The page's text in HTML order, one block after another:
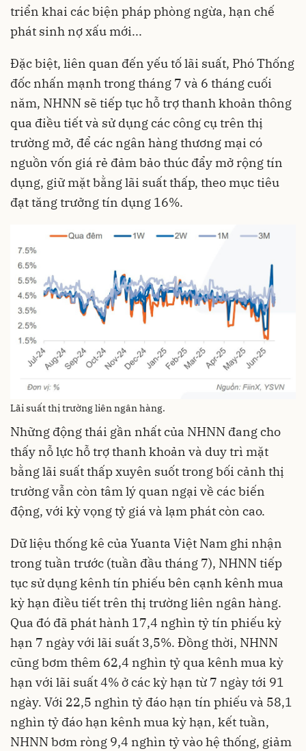
triển khai các biện pháp phòng ngừa, hạn chế
phát sinh nợ xấu mới...
Đặc biệt, liên quan đến yếu tố lãi suất, Phó Thống
đốc nhấn mạnh trong tháng 7 và 6 tháng cuối
năm, NHNN sẽ tiếp tục hỗ trợ thanh khoản thông
qua điều tiết và sử dụng các công cụ trên thị
trường mở, để các ngân hàng thương mại có
nguồn vốn giá rẻ đảm bảo thúc đẩy mở rộng tín
dụng, giữ mặt bằng lãi suất thấp, theo mục tiêu
đạt tăng trưởng tín dụng 16%.
Lãi suất thị trường liên ngân hàng.
Những động thái gần nhất của NHNN đang cho
thấy nỗ lực hỗ trợ thanh khoản và duy trì mặt
bằng lãi suất thấp xuyên suốt trong bối cảnh thị
trường vẫn còn tâm lý quan ngại về các biến
động, với kỳ vọng tỷ giá và lạm phát còn cao.
Dữ liệu thống kê của Yuanta Việt Nam ghi nhận
trong tuần trước (tuần đầu tháng 7), NHNN tiếp
tục sử dụng kênh tín phiếu bên cạnh kênh mua
kỳ hạn điều tiết trên thị trường liên ngân hàng.
Qua đó đã phát hành 17,4 nghìn tỷ tín phiếu kỳ
hạn 7 ngày với lãi suất 3,5%. Đồng thời, NHNN
cũng bơm thêm 62,4 nghìn tỷ qua kênh mua kỳ
hạn với lãi suất 4% ở các kỳ hạn từ 7 ngày tới 91
ngày. Với 22,5 nghìn tỷ đáo hạn tín phiếu và 58,1
nghìn tỷ đáo hạn kênh mua kỳ hạn, kết tuần,
NHNN bơm ròng 9,4 nghìn tỷ vào hệ thống, giảm